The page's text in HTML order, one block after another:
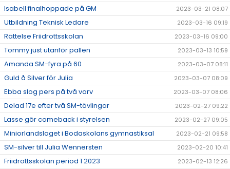
Isabell finalhoppade på GM 2023-03-21 08:07
Utbildning Teknisk Ledare 2023-03-16 09:19
Rättelse Friidrottsskolan 2023-03-16 09:00
Tommy just utanför pallen 2023-03-13 10:59
Amanda SM-fyra på 60 2023-03-07 08:11
Guld å Silver för Julia 2023-03-07 08:09
Ebba slog pers på två varv 2023-03-07 08:06
Delad 17e efter två SM-tävlingar 2023-02-27 09:22
Lasse gör comeback i styrelsen 2023-02-27 09:05
Miniorlandslaget i Bodaskolans gymnastiksal 2023-02-21 09:58
SM-silver till Julia Wennersten 2023-02-20 10:41
Friidrottsskolan period 1 2023 2023-02-13 12:26